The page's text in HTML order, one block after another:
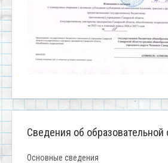
Сведения об образовательной
Основные сведения